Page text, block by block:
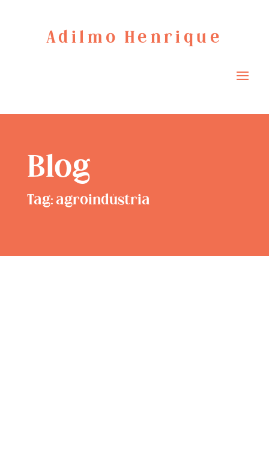
Adilmo Henrique
Blog
Tag: agroindústria